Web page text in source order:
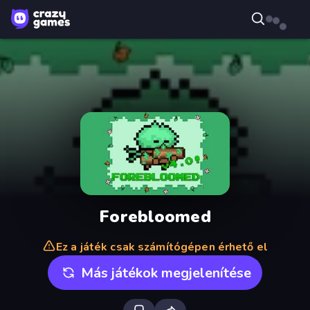
Forebloomed
Ez a játék csak számítógépen érhető el
Más játékok megjelenítése